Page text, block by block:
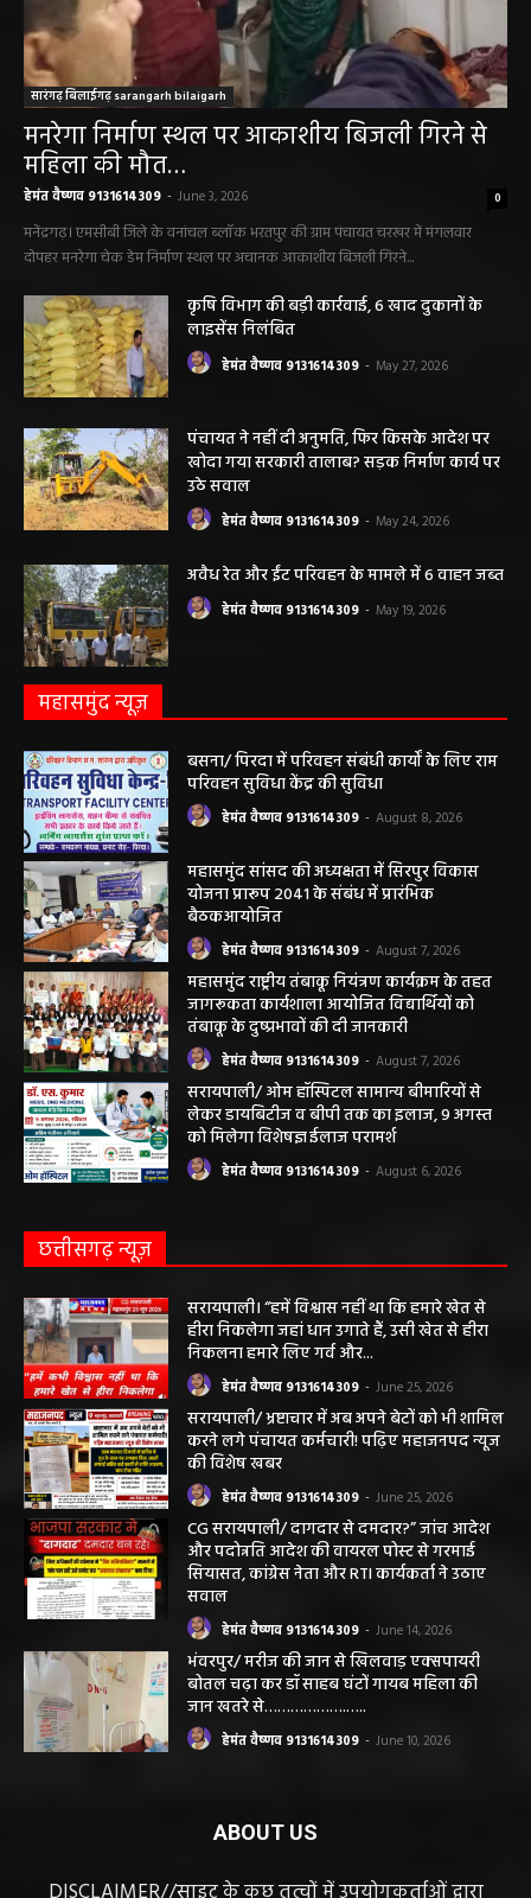
सारंगढ़ बिलाईगढ़ sarangarh bilaigarh
मनरेगा निर्माण स्थल पर आकाशीय बिजली गिरने से
महिला की मौत…
हेमंत वैष्णव 9131614309 - June 3, 2026 0
मनेंद्रगढ़। एमसीबी जिले के वनांचल ब्लॉक भरतपुर की ग्राम पंचायत चरखर में मंगलवार
दोपहर मनरेगा चेक डेम निर्माण स्थल पर अचानक आकाशीय बिजली गिरने...
कृषि विभाग की बड़ी कार्रवाई, 6 खाद दुकानों के
लाइसेंस निलंबित
हेमंत वैष्णव 9131614309 - May 27, 2026
पंचायत ने नहीं दी अनुमति, फिर किसके आदेश पर
खोदा गया सरकारी तालाब? सड़क निर्माण कार्य पर
उठे सवाल
हेमंत वैष्णव 9131614309 - May 24, 2026
अवैध रेत और ईंट परिवहन के मामले में 6 वाहन जब्त
हेमंत वैष्णव 9131614309 - May 19, 2026
महासमुंद न्यूज़
बसना/ पिरदा में परिवहन संबंधी कार्यों के लिए राम
परिवहन सुविधा केंद्र की सुविधा
हेमंत वैष्णव 9131614309 - August 8, 2026
महासमुंद सांसद की अध्यक्षता में सिरपुर विकास
योजना प्रारूप 2041 के संबंध में प्रारंभिक
बैठकआयोजित
हेमंत वैष्णव 9131614309 - August 7, 2026
महासमुंद राष्ट्रीय तंबाकू नियंत्रण कार्यक्रम के तहत
जागरूकता कार्यशाला आयोजित विद्यार्थियों को
तंबाकू के दुष्प्रभावों की दी जानकारी
हेमंत वैष्णव 9131614309 - August 7, 2026
सरायपाली/ ओम हॉस्पिटल सामान्य बीमारियों से
लेकर डायबिटीज व बीपी तक का इलाज, 9 अगस्त
को मिलेगा विशेषज्ञ ईलाज परामर्श
हेमंत वैष्णव 9131614309 - August 6, 2026
छत्तीसगढ़ न्यूज़
सरायपाली। “हमें विश्वास नहीं था कि हमारे खेत से
हीरा निकलेगा जहां धान उगाते हैं, उसी खेत से हीरा
निकलना हमारे लिए गर्व और...
हेमंत वैष्णव 9131614309 - June 25, 2026
सरायपाली/ भ्रष्टाचार में अब अपने बेटों को भी शामिल
करने लगे पंचायत कर्मचारी! पढ़िए महाजनपद न्यूज
की विशेष खबर
हेमंत वैष्णव 9131614309 - June 25, 2026
CG सरायपाली/ दागदार से दमदार?” जांच आदेश
और पदोन्नति आदेश की वायरल पोस्ट से गरमाई
सियासत, कांग्रेस नेता और RTI कार्यकर्ता ने उठाए
सवाल
हेमंत वैष्णव 9131614309 - June 14, 2026
भंवरपुर/ मरीज की जान से खिलवाड़ एक्सपायरी
बोतल चढ़ा कर डॉ साहब घंटों गायब महिला की
जान खतरे से……………….…..
हेमंत वैष्णव 9131614309 - June 10, 2026
ABOUT US